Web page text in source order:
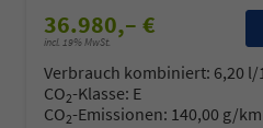
36.980,– €
incl. 19% MwSt.
Verbrauch kombiniert: 6,20 l/
CO2-Klasse: E
CO2-Emissionen: 140,00 g/km